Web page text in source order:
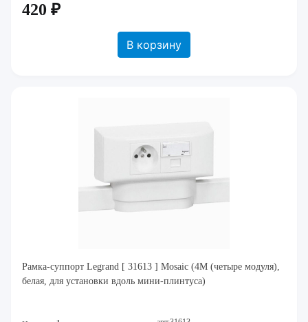
420 ₽
В корзину
Рамка-суппорт Legrand [ 31613 ] Mosaic (4M (четыре модуля),
белая, для установки вдоль мини-плинтуса)